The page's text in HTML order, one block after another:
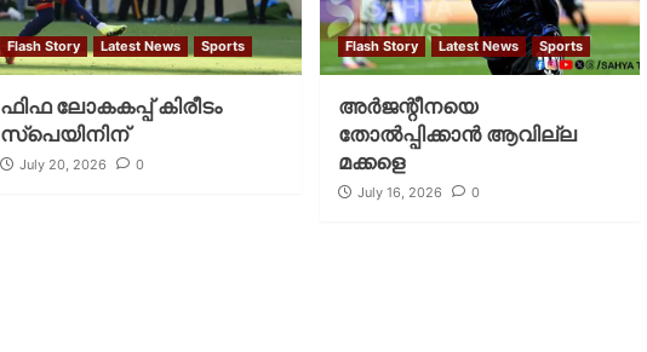
Flash Story Latest News Sports
ഫിഫ ലോകകപ്പ് കിരീടം
സ്പെയിനിന്
July 20, 2026 0
Flash Story Latest News Sports
അര്‍ജന്റീനയെ
തോല്‍പ്പിക്കാന്‍ ആവില്ല
മക്കളെ
July 16, 2026 0